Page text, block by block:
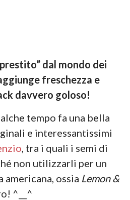
dal mondo dei
freschezza e
davvero goloso!
tempo fa una bella
e interessantissimi
, tra i quali i semi di
non utilizzarli per un
americana, ossia Lemon &
^__^